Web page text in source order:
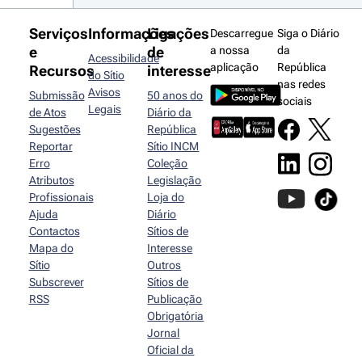
Serviços
e
Recursos
Submissão
de Atos
Sugestões
Reportar
Erro
Atributos
Profissionais
Ajuda
Contactos
Mapa do
Sítio
Subscrever
RSS
Informações
Acessibilidade
do Sítio
Avisos
Legais
Ligações
de
interesse
50 anos do
Diário da
República
Sítio INCM
Coleção
Legislação
Loja do
Diário
Sítios de
Interesse
Outros
Sítios de
Publicação
Obrigatória
Jornal
Oficial da
Descarregue
a nossa
aplicação
Siga o Diário
da
República
nas redes
sociais